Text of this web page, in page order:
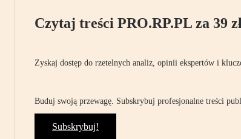
Czytaj treści PRO.RP.PL za 39
Zyskaj dostęp do rzetelnych analiz, opinii ekspertów i
Buduj swoją przewagę. Subskrybuj profesjonalne treści
Subskrybuj!